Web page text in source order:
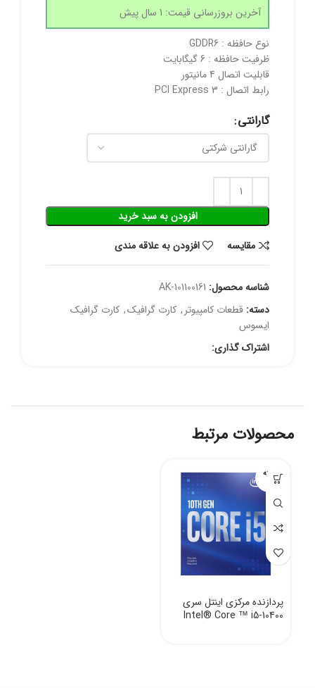
آخرین بروزرسانی قیمت: 1 سال پیش
نوع حافظه : GDDR6
ظرفیت حافظه : 6 گیگابایت
قابلیت اتصال 4 مانیتور
رابط اتصال : PCI Express 3
گارانتی
افزودن به سبد خرید
مقايسه
افزودن به علاقه مندی
شناسه محصول: AK-101100161
دسته: قطعات کامپیوتر , کارت گرافیک, کارت گرافیک
ایسوس
اشتراک گذاری:
محصولات مرتبط
فروخته
شده
پردازنده مرکزی اینتل سری
Intel® Core ™ i5-10400